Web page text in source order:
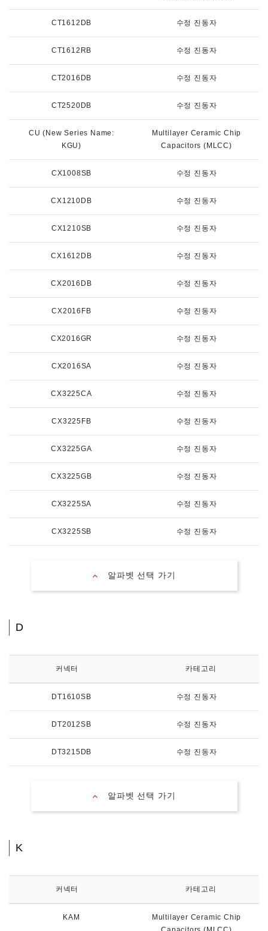
CT1612DB 수정 진동자
CT1612RB 수정 진동자
CT2016DB 수정 진동자
CT2520DB 수정 진동자
CU (New Series Name:
KGU)
Multilayer Ceramic Chip
Capacitors (MLCC)
CX1008SB 수정 진동자
CX1210DB 수정 진동자
CX1210SB 수정 진동자
CX1612DB 수정 진동자
CX2016DB 수정 진동자
CX2016FB 수정 진동자
CX2016GR 수정 진동자
CX2016SA 수정 진동자
CX3225CA 수정 진동자
CX3225FB 수정 진동자
CX3225GA 수정 진동자
CX3225GB 수정 진동자
CX3225SA 수정 진동자
CX3225SB 수정 진동자
알파벳 선택 가기
D
커넥터 카테고리
DT1610SB 수정 진동자
DT2012SB 수정 진동자
DT3215DB 수정 진동자
알파벳 선택 가기
K
커넥터 카테고리
KAM
Multilayer Ceramic Chip